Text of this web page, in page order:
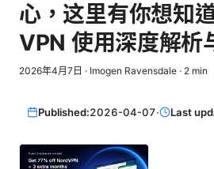
心，这里有你想知
VPN 使用深度解析
2026年4月7日 · Imogen Ravensdale · 2 min
Published:2026-04-07· Last